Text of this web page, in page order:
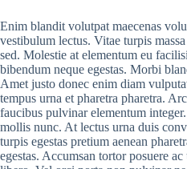
Enim blandit volutpat maecenas
vestibulum lectus. Vitae turpis
sed. Molestie at elementum eu
bibendum neque egestas. Morbi
Amet justo donec enim diam
tempus urna et pharetra pharetra.
faucibus pulvinar elementum
mollis nunc. At lectus urna duis
turpis egestas pretium aenean
egestas. Accumsan tortor posuere